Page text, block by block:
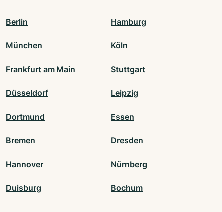
Berlin Hamburg
München Köln
Frankfurt am Main Stuttgart
Düsseldorf Leipzig
Dortmund Essen
Bremen Dresden
Hannover Nürnberg
Duisburg Bochum